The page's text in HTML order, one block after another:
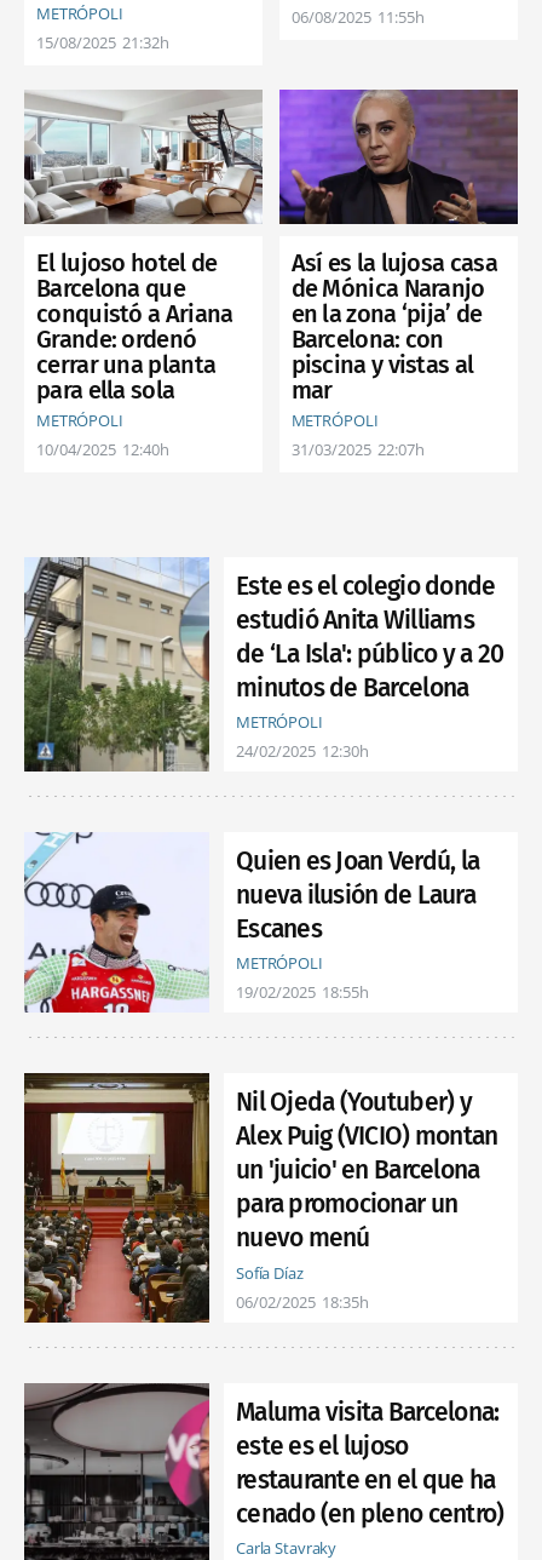
METRÓPOLI
15/08/2025 21:32h
06/08/2025 11:55h
El lujoso hotel de
Barcelona que
conquistó a Ariana
Grande: ordenó
cerrar una planta
para ella sola
METRÓPOLI
10/04/2025 12:40h
Así es la lujosa casa
de Mónica Naranjo
en la zona ‘pija’ de
Barcelona: con
piscina y vistas al
mar
METRÓPOLI
31/03/2025 22:07h
Este es el colegio donde
estudió Anita Williams
de ‘La Isla': público y a 20
minutos de Barcelona
METRÓPOLI
24/02/2025 12:30h
Quien es Joan Verdú, la
nueva ilusión de Laura
Escanes
METRÓPOLI
19/02/2025 18:55h
Nil Ojeda (Youtuber) y
Alex Puig (VICIO) montan
un 'juicio' en Barcelona
para promocionar un
nuevo menú
Sofía Díaz
06/02/2025 18:35h
Maluma visita Barcelona:
este es el lujoso
restaurante en el que ha
cenado (en pleno centro)
Carla Stavraky